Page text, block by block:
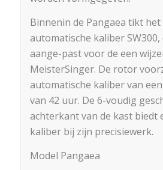
Binnenin de Pangaea tikt
automatische kaliber SW300,
aange-past voor de een
MeisterSinger. De rotor
automatische kaliber van
van 42 uur. De 6-voudig
achterkant van de kast biedt
kaliber bij zijn precisiewerk.
Model Pangaea